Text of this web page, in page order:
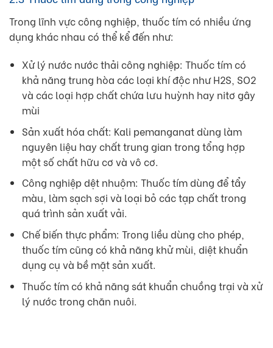
Trong lĩnh vực công nghiệp, thuốc tím có nhiều ứng
dụng khác nhau có thể kể đến như:
Xử lý nước nước thải công nghiệp: Thuốc tím có
khả năng trung hòa các loại khí độc như H2S, SO2
và các loại hợp chất chứa lưu huỳnh hay nitơ gây
mùi
Sản xuất hóa chất: Kali pemanganat dùng làm
nguyên liệu hay chất trung gian trong tổng hợp
một số chất hữu cơ và vô cơ.
Công nghiệp dệt nhuộm: Thuốc tím dùng để tẩy
màu, làm sạch sợi và loại bỏ các tạp chất trong
quá trình sản xuất vải.
Chế biến thực phẩm: Trong liều dùng cho phép,
thuốc tím cũng có khả năng khử mùi, diệt khuẩn
dụng cụ và bề mặt sản xuất.
Thuốc tím có khả năng sát khuẩn chuồng trại và xử
lý nước trong chăn nuôi.